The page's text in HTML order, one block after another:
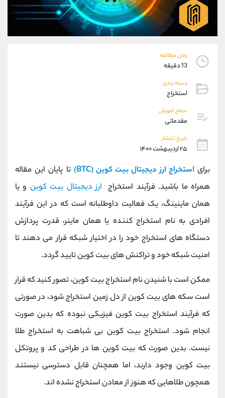
زمان مطالعه
13 دقیقه
دسته بندی
استخراج
سطح آموزش
مقدماتی
تاریخ انتشار
۲۵ اردیبهشت ۱۴۰۰
برای استخراج ارز دیجیتال بیت کوین (BTC)
تا پایان این مقاله
همراه ما باشید. فرآیند استخراج ارز دیجیتال بیت کوین و یا
همان ماینینگ، یک فعالیت داوطلبانه است که در این فرآیند
افرادی به نام استخراج کننده یا همان ماینر، قدرت پردازش
دستگاه های استخراج خود را در اختیار شبکه قرار می دهند تا
امنیت شبکه خود و تراکنش های بیت کوین تایید گردد.
ممکن است با شنیدن نام استخراج بیت کوین، تصور کنید که قرار
است سکه های بیت کوین از دل زمین استخراج شود، در صورتی
که فرآیند استخراج بیت کوین فیزیکی نبوده که بدین صورت
انجام شود. استخراج بیت کوین بی شباهت به استخراج طلا
نیست. بدین صورت که بیت کوین ها در طراحی کد و پروتکل
بیت کوین وجود دارند، اما همچنان قابل دسترسی نیستند
همچون طلاهایی که هنوز از معادن استخراج نشده اند.
09194198792
واتساپ شروع گفتگو
تلگرام @Armteam_admin_33
پشتیبان فروش
موبایل
واتساپ
داخلی
اطلاعات تماس (دفتر فروش)
تلفن 021-22021030
بدون پیش شماره 90001030
اینستاگرام @alireza.mehrabii
کانال تلگرام @alirezamehrabi_com